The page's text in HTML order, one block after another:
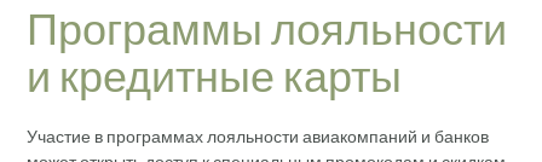
Программы лояльности
и кредитные карты
Участие в программах лояльности авиакомпаний и банков